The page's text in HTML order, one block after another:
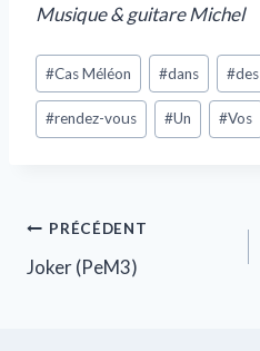
Musique & guitare Michel
#Cas Méléon #dans #des
#rendez-vous #Un #Vos
PRÉCÉDENT
Joker (PeM3)